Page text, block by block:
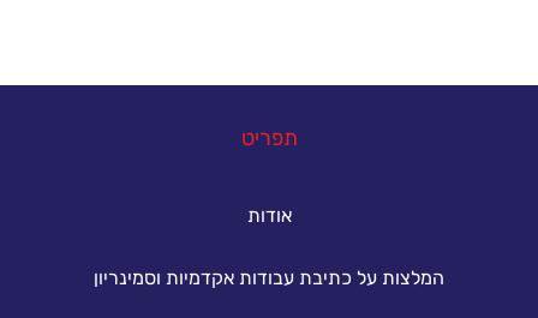
תפריט
אודות
המלצות על כתיבת עבודות אקדמיות וסמינריון